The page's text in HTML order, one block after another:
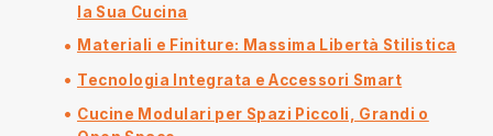
la Sua Cucina
Materiali e Finiture: Massima Libertà Stilistica
Tecnologia Integrata e Accessori Smart
Cucine Modulari per Spazi Piccoli, Grandi o